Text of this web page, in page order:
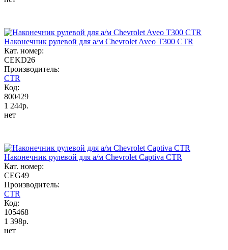
Наконечник рулевой для а/м Chevrolet Aveo T300 CTR
Кат. номер:
CEKD26
Производитель:
CTR
Код:
800429
1 244р.
нет
Наконечник рулевой для а/м Chevrolet Captiva CTR
Кат. номер:
CEG49
Производитель:
CTR
Код:
105468
1 398р.
нет